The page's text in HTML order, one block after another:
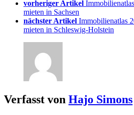
vorheriger Artikel
mieten in Sachsen
nächster Artikel Immobilienatlas
mieten in Schleswig-Holstein
Verfasst von Hajo Simons